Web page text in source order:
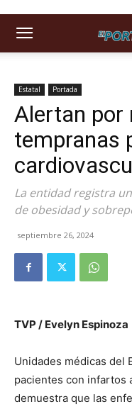
Estatal Portada
Alertan por
tempranas
La entidad registra
de obesidad y
septiembre 26, 2024
TVP / Evelyn Espinoza
Unidades médicas del
pacientes con infartos
demuestra que las